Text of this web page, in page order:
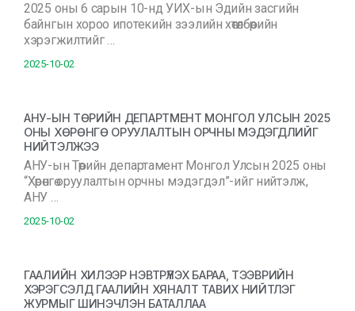
2025 оны 6 сарын 10-нд УИХ-ын Эдийн засгийн
байнгын хороо ипотекийн зээлийн хөтөлбөрийн
хэрэгжилтийг …
2025-10-02
АНУ-ЫН ТӨРИЙН ДЕПАРТМЕНТ МОНГОЛ УЛСЫН 2025
ОНЫ ХӨРӨНГӨ ОРУУЛАЛТЫН ОРЧНЫ МЭДЭГДЛИЙГ
НИЙТЭЛЖЭЭ
АНУ-ын Төрийн департамент Монгол Улсын 2025 оны
“Хөрөнгө оруулалтын орчны мэдэгдэл”-ийг нийтэлж,
АНУ …
2025-10-02
ГААЛИЙН ХИЛЭЭР НЭВТРҮҮЛЭХ БАРАА, ТЭЭВРИЙН
ХЭРЭГСЭЛД ГААЛИЙН ХЯНАЛТ ТАВИХ НИЙТЛЭГ
ЖУРМЫГ ШИНЭЧЛЭН БАТАЛЛАА